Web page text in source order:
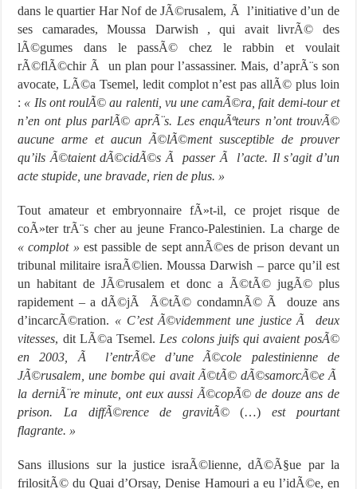
dans le quartier Har Nof de JÃ©rusalem, Ã l’initiative d’un de
ses camarades, Moussa Darwish , qui avait livrÃ© des
lÃ©gumes dans le passÃ© chez le rabbin et voulait
rÃ©flÃ©chir Ã un plan pour l’assassiner. Mais, d’aprÃ¨s son
avocate, LÃ©a Tsemel, ledit complot n’est pas allÃ© plus loin
: « Ils ont roulÃ© au ralenti, vu une camÃ©ra, fait demi-tour et
n’en ont plus parlÃ© aprÃ¨s. Les enquÃªteurs n’ont trouvÃ©
aucune arme et aucun Ã©lÃ©ment susceptible de prouver
qu’ils Ã©taient dÃ©cidÃ©s Ã passer Ã l’acte. Il s’agit d’un
acte stupide, une bravade, rien de plus. »
Tout amateur et embryonnaire fÃ»t-il, ce projet risque de
coÃ»ter trÃ¨s cher au jeune Franco-Palestinien. La charge de
« complot » est passible de sept annÃ©es de prison devant un
tribunal militaire israÃ©lien. Moussa Darwish – parce qu’il est
un habitant de JÃ©rusalem et donc a Ã©tÃ© jugÃ© plus
rapidement – a dÃ©jÃ Ã©tÃ© condamnÃ© Ã douze ans
d’incarcÃ©ration. « C’est Ã©videmment une justice Ã deux
vitesses, dit LÃ©a Tsemel. Les colons juifs qui avaient posÃ©
en 2003, Ã l’entrÃ©e d’une Ã©cole palestinienne de
JÃ©rusalem, une bombe qui avait Ã©tÃ© dÃ©samorcÃ©e Ã
la derniÃ¨re minute, ont eux aussi Ã©copÃ© de douze ans de
prison. La diffÃ©rence de gravitÃ©(…)est pourtant
flagrante. »
Sans illusions sur la justice israÃ©lienne, dÃ©Ã§ue par la
frilositÃ© du Quai d’Orsay, Denise Hamouri a eu l’idÃ©e, en